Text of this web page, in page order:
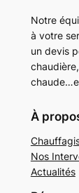
Notre
à votre
un devis
À
Nos
Actualités